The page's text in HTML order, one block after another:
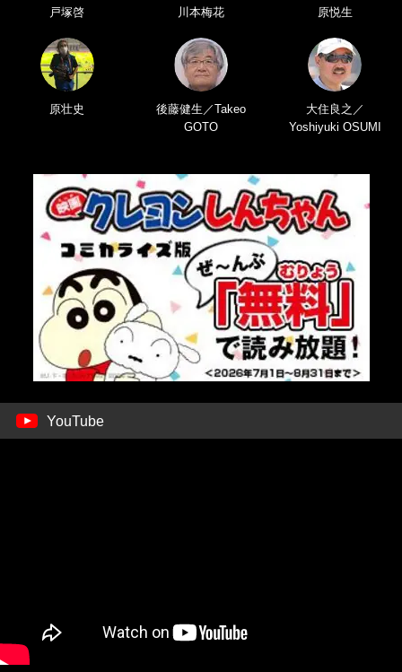
戸塚啓 川本梅花 原悦生
原壮史
後藤健生／Takeo
GOTO
大住良之／
Yoshiyuki OSUMI
YouTube